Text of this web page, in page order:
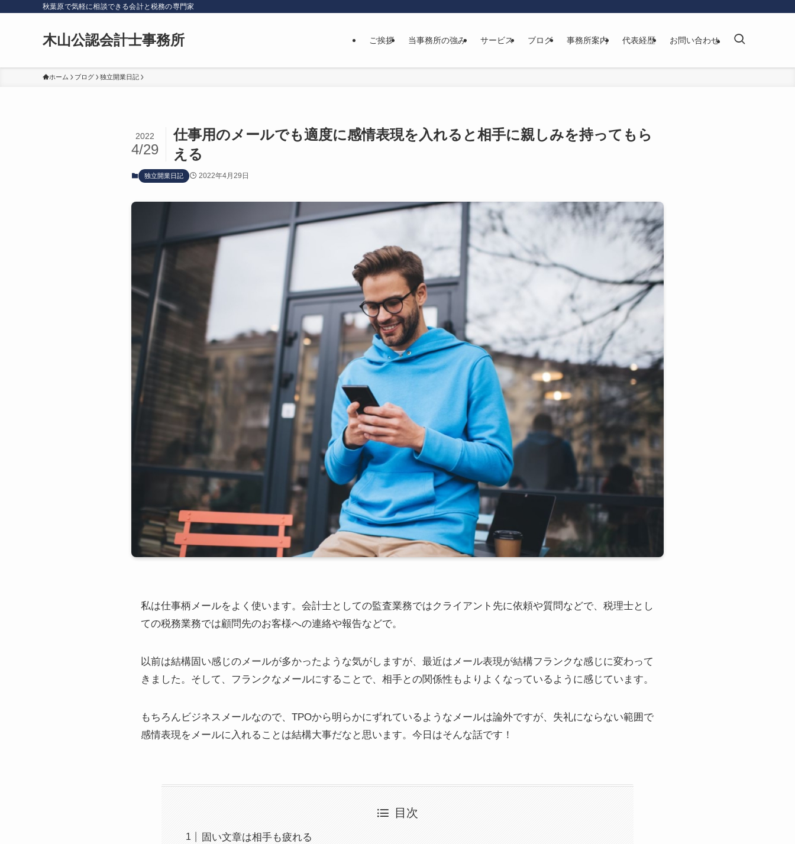
秋葉原で気軽に相談できる会計と税務の専門家
木山公認会計士事務所 ご挨拶 当事務所の強み サービス ブログ 事務所案内 代表経歴 お問い合わせ
ホーム ブログ 独立開業日記
仕事用のメールでも適度に感情表現を入れると相手に親しみを持ってもら
える
2022
4/29
独立開業日記 2022年4月29日
私は仕事柄メールをよく使います。会計士としての監査業務ではクライアント先に依頼や質問などで、税理士とし
ての税務業務では顧問先のお客様への連絡や報告などで。
以前は結構固い感じのメールが多かったような気がしますが、最近はメール表現が結構フランクな感じに変わって
きました。そして、フランクなメールにすることで、相手との関係性もよりよくなっているように感じています。
もちろんビジネスメールなので、TPOから明らかにずれているようなメールは論外ですが、失礼にならない範囲で
感情表現をメールに入れることは結構大事だなと思います。今日はそんな話です！
目次
固い文章は相手も疲れる